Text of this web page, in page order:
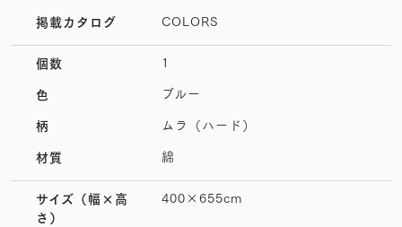
掲載カタログ COLORS
個数 1
色 ブルー
柄 ムラ（ハード）
材質 綿
サイズ （幅×高
さ）
400×655cm